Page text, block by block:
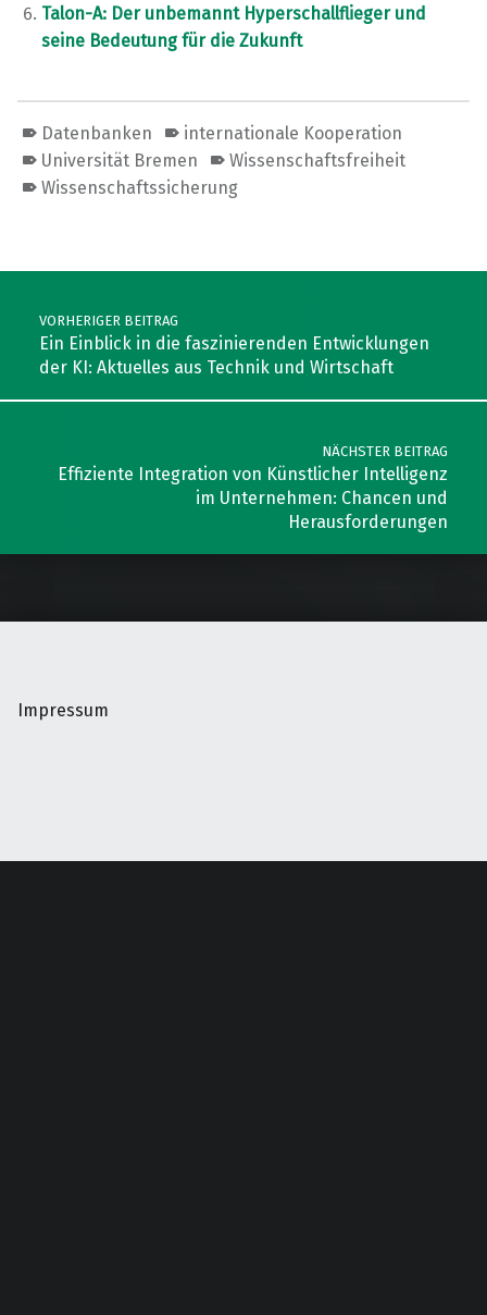
Talon-A: Der unbemannt Hyperschallflieger und
seine Bedeutung für die Zukunft
Datenbanken
internationale Kooperation
Universität Bremen
Wissenschaftsfreiheit
Wissenschaftssicherung
Post navigation
VORHERIGER BEITRAG
Ein Einblick in die faszinierenden Entwicklungen
der KI: Aktuelles aus Technik und Wirtschaft
NÄCHSTER BEITRAG
Effiziente Integration von Künstlicher Intelligenz
im Unternehmen: Chancen und
Herausforderungen
Impressum